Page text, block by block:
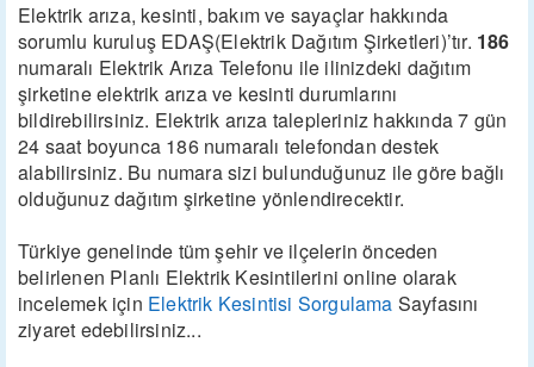
Elektrik arıza, kesinti, bakım ve sayaçlar hakkında
sorumlu kuruluş EDAŞ(Elektrik Dağıtım Şirketleri)’tır. 186
numaralı Elektrik Arıza Telefonu ile ilinizdeki dağıtım
şirketine elektrik arıza ve kesinti durumlarını
bildirebilirsiniz. Elektrik arıza talepleriniz hakkında 7 gün
24 saat boyunca 186 numaralı telefondan destek
alabilirsiniz. Bu numara sizi bulunduğunuz ile göre bağlı
olduğunuz dağıtım şirketine yönlendirecektir.
Türkiye genelinde tüm şehir ve ilçelerin önceden
belirlenen Planlı Elektrik Kesintilerini online olarak
incelemek için Elektrik Kesintisi Sorgulama Sayfasını
ziyaret edebilirsiniz...